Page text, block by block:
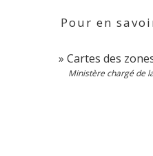
Pour en
Cartes des
Ministère chargé de